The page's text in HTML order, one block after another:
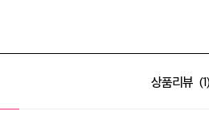
상품리뷰 1